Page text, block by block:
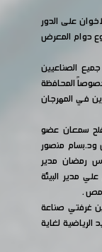
على الدور
دوام المعرض
الصناعيين
المحافظة
في المهرجان
سمعان عضو
ود.بسام منصور
رمضان مدير
مدير البيئة
.
غرفتي صناعة
لغاية